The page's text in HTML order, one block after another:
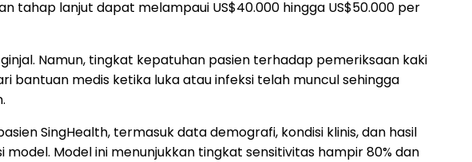
tahap lanjut dapat melampaui US$40.000 hingga US$50.000 per
Namun, tingkat kepatuhan pasien terhadap pemeriksaan kaki
bantuan medis ketika luka atau infeksi telah muncul sehingga
SingHealth, termasuk data demografi, kondisi klinis, dan hasil
Model ini menunjukkan tingkat sensitivitas hampir 80% dan